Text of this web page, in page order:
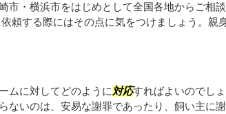
市・横浜市をはじめとして全国各地からご相
頼する際にはその点に気をつけましょう。親
ムに対してどのように 対応すればよいのでし
ないのは、安易な謝罪であったり、飼い主に